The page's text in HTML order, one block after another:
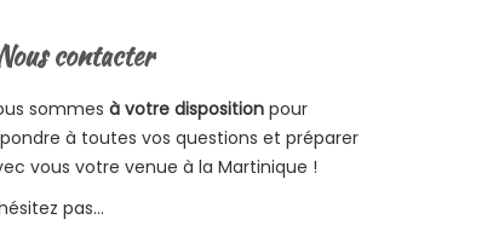
contacter
sommes à votre dispositionpour
à toutes vos questions et préparer
vous votre venue à la Martinique !
pas…